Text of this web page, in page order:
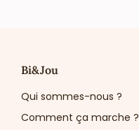
Bi&Jou
Qui sommes-nous ?
Comment ça marche ?